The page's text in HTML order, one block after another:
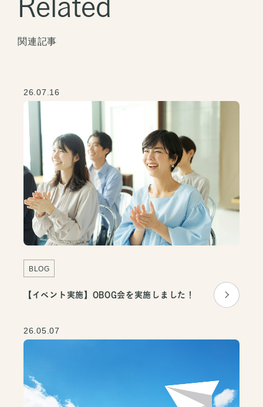
関連記事
26.07.16
BLOG
【イベント実施】OBOG会を実施しました！
26.05.07